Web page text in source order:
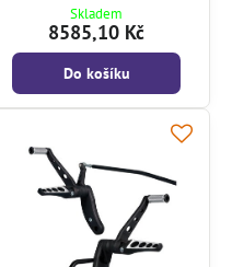
Skladem
8585,10 Kč
Do košíku